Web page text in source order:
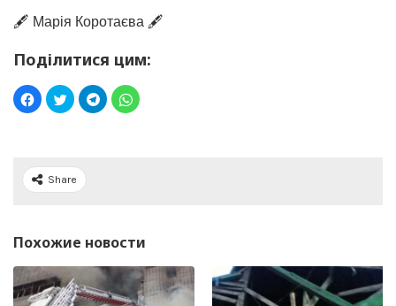
🖋️ Марія Коротаєва 🖋️
Поділитися цим:
Share
Похожие новости